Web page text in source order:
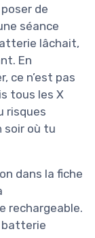
de
séance
lâchait,
En
ce n’est pas
tous les X
risques
soir où tu
dans la fiche
rechargeable.
batterie